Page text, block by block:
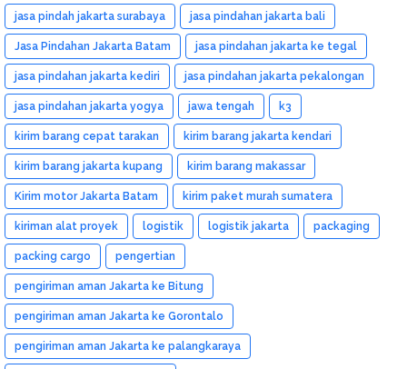
jasa pindah jakarta surabaya jasa pindahan jakarta bali
Jasa Pindahan Jakarta Batam jasa pindahan jakarta ke tegal
jasa pindahan jakarta kediri jasa pindahan jakarta pekalongan
jasa pindahan jakarta yogya jawa tengah k3
kirim barang cepat tarakan kirim barang jakarta kendari
kirim barang jakarta kupang kirim barang makassar
Kirim motor Jakarta Batam kirim paket murah sumatera
kiriman alat proyek logistik logistik jakarta packaging
packing cargo pengertian
pengiriman aman Jakarta ke Bitung
pengiriman aman Jakarta ke Gorontalo
pengiriman aman Jakarta ke palangkaraya